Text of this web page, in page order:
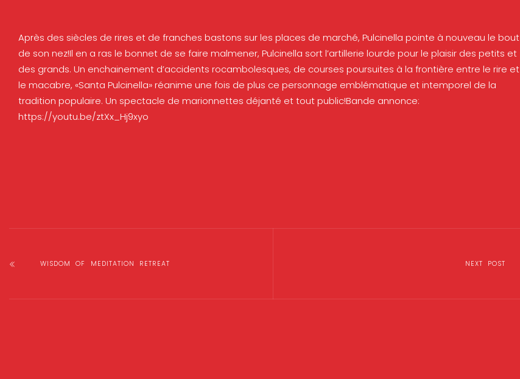
Après des siècles de rires et de franches bastons sur les places de marché, Pulcinella pointe à nouveau le bout
de son nez!Il en a ras le bonnet de se faire malmener, Pulcinella sort l’artillerie lourde pour le plaisir des petits et
des grands. Un enchainement d’accidents rocambolesques, de courses poursuites à la frontière entre le rire et
le macabre, «Santa Pulcinella» réanime une fois de plus ce personnage emblématique et intemporel de la
tradition populaire. Un spectacle de marionnettes déjanté et tout public!Bande annonce:
https://youtu.be/ztXx_Hj9xyo
WISDOM OF MEDITATION RETREAT NEXT POST